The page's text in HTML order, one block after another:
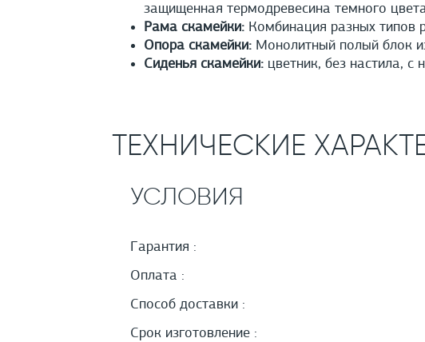
защищенная термодревесина темного
Рама скамейки: Комбинация разных типов
Опора скамейки: Монолитный полый блок
Сиденья скамейки: цветник, без настила, с
ТЕХНИЧЕСКИЕ
УСЛОВИЯ
Гарантия :
Оплата :
Способ доставки :
Срок изготовление :